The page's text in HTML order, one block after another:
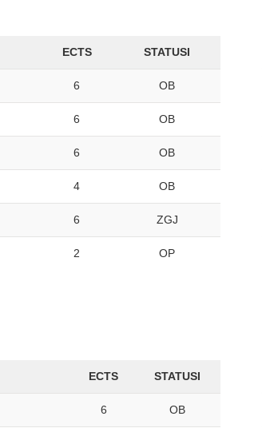
ECTS STATUSI
6 OB
6 OB
6 OB
4 OB
6 ZGJ
2 OP
ECTS STATUSI
6 OB